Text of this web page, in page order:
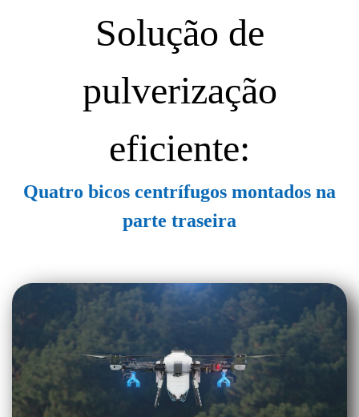
Solução de
pulverização
eficiente:
Quatro bicos centrífugos montados na
parte traseira